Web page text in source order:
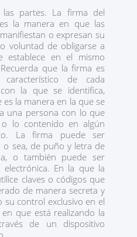
las partes. La firma del
la manera en que las
o expresan su
voluntad de obligarse a
establece en el mismo
que la firma es
de cada
la que se identifica,
la manera en la que se
una persona con lo que
o lo contenido en algún
La firma puede ser
o sea, de puño y letra de
o también puede ser
electrónica. En la que la
claves o códigos que
de manera secreta y
su control exclusivo en el
que está realizando la
de un dispositivo